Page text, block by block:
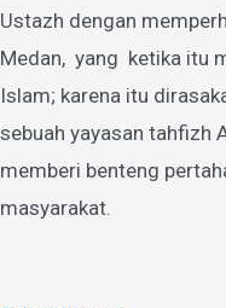
Ustazh dengan
Medan, yang ketika itu
Islam; karena itu
sebuah yayasan tahfizh
memberi benteng
masyarakat.